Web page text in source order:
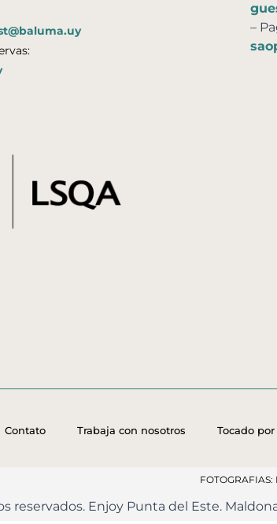
–
Contato Trabaja con nosotros Tocado
reservados. Enjoy Punta del Este.